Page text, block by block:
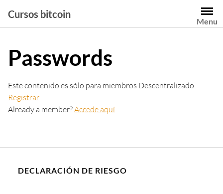
contenido
Cursos bitcoin
Menu
Passwords
Este contenido es sólo para miembros Descentralizado.
Registrar
Already a member?Accede aquí
DECLARACIÓN DE RIESGO